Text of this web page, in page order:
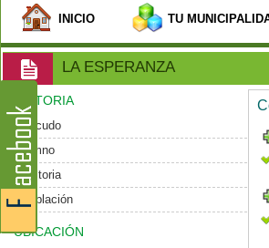
INICIO TU
LA ESPERANZA
HISTORIA
Escudo
Himno
Historia
Población
UBICACIÓN